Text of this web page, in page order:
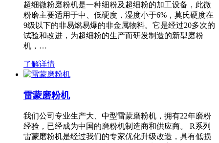
超细微粉磨粉机是一种细粉及超细粉的加工设备，此微
粉磨主要适用于中、低硬度，湿度小于6%，莫氏硬度在
9级以下的非易燃易爆的非金属物料。它是经过20多次的
试验和改进，为超细粉的生产而研发制造的新型磨粉
机，…
了解详情
雷蒙磨粉机
我们公司专业生产大、中型雷蒙磨粉机，拥有22年磨粉
经验，已经成为中国的磨粉机制造商和供应商。 R系列
雷蒙磨粉机是经过我们的专家优化升级改造，具有低损